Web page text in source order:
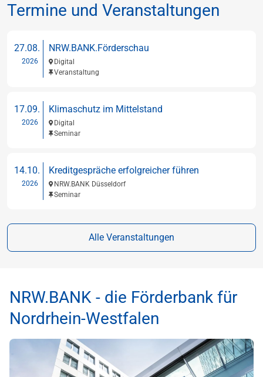
Termine und Veranstaltungen
27.08.
2026
NRW.BANK.Förderschau
Digital
Veranstaltung
17.09.
2026
Klimaschutz im Mittelstand
Digital
Seminar
14.10.
2026
Kreditgespräche erfolgreicher führen
NRW.BANK Düsseldorf
Seminar
Alle Veranstaltungen
NRW.BANK - die Förderbank für
Nordrhein-Westfalen